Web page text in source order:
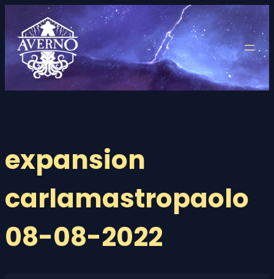
contenido
expansion
carlamastropaolo
08-08-2022